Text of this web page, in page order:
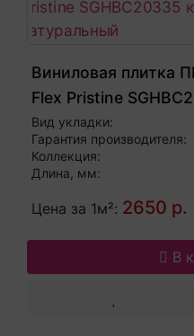
Виниловая плитка
Flex Pristine
жемчужный
Вид укладки:
Гарантия производителя:
Коллекция:
Длина, мм:
Цена за 1м²: 2650 р.
В